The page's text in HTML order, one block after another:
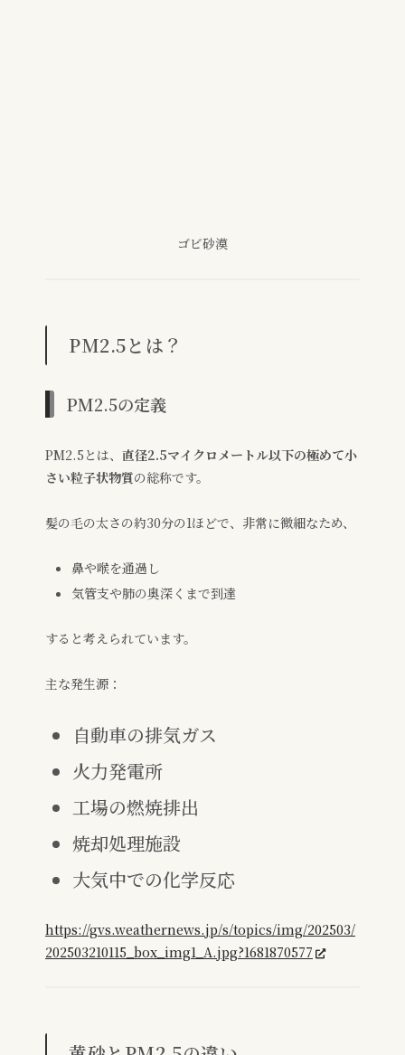
ゴビ砂漠
PM2.5とは？
PM2.5の定義
PM2.5とは、 直径2.5マイクロメートル以下の極めて小
さい粒子状物質の総称です。
髪の毛の太さの約30分の1ほどで、非常に微細なため、
鼻や喉を通過し
気管支や肺の奥深くまで到達
すると考えられています。
主な発生源：
自動車の排気ガス
火力発電所
工場の燃焼排出
焼却処理施設
大気中での化学反応
https://gvs.weathernews.jp/s/topics/img/202503/
202503210115_box_img1_A.jpg?1681870577